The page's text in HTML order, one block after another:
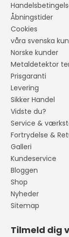
Åbningstider
Cookies
våra svenska
Norske kunder
Metaldetektor
Prisgaranti
Levering
Sikker Handel
Vidste du?
Service &
Fortrydelse &
Galleri
Kundeservice
Bloggen
Shop
Nyheder
Sitemap
Tilmeld dig